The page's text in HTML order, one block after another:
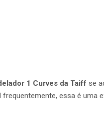
1 Curves da Taiff se
essa é uma